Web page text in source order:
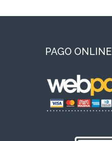
PAGO ONLINE